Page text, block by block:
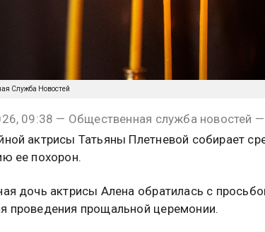
Служба Новостей
09:38 — Общественная служба новостей
актрисы Татьяны Плетневой собирает
ее похорон.
дочь актрисы Алена обратилась с
проведения прощальной церемонии.